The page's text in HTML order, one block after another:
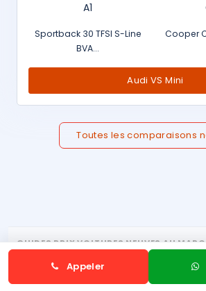
A1
Sportback 30 TFSI S-Line
BVA...
Cooper
Audi VS Mini
Toutes les comparaisons
Appeler
GUIDES PRIX VOITURES NEUVES AU
Voitures neuves Maroc
Voitures
Voitures électriques neuves Maroc